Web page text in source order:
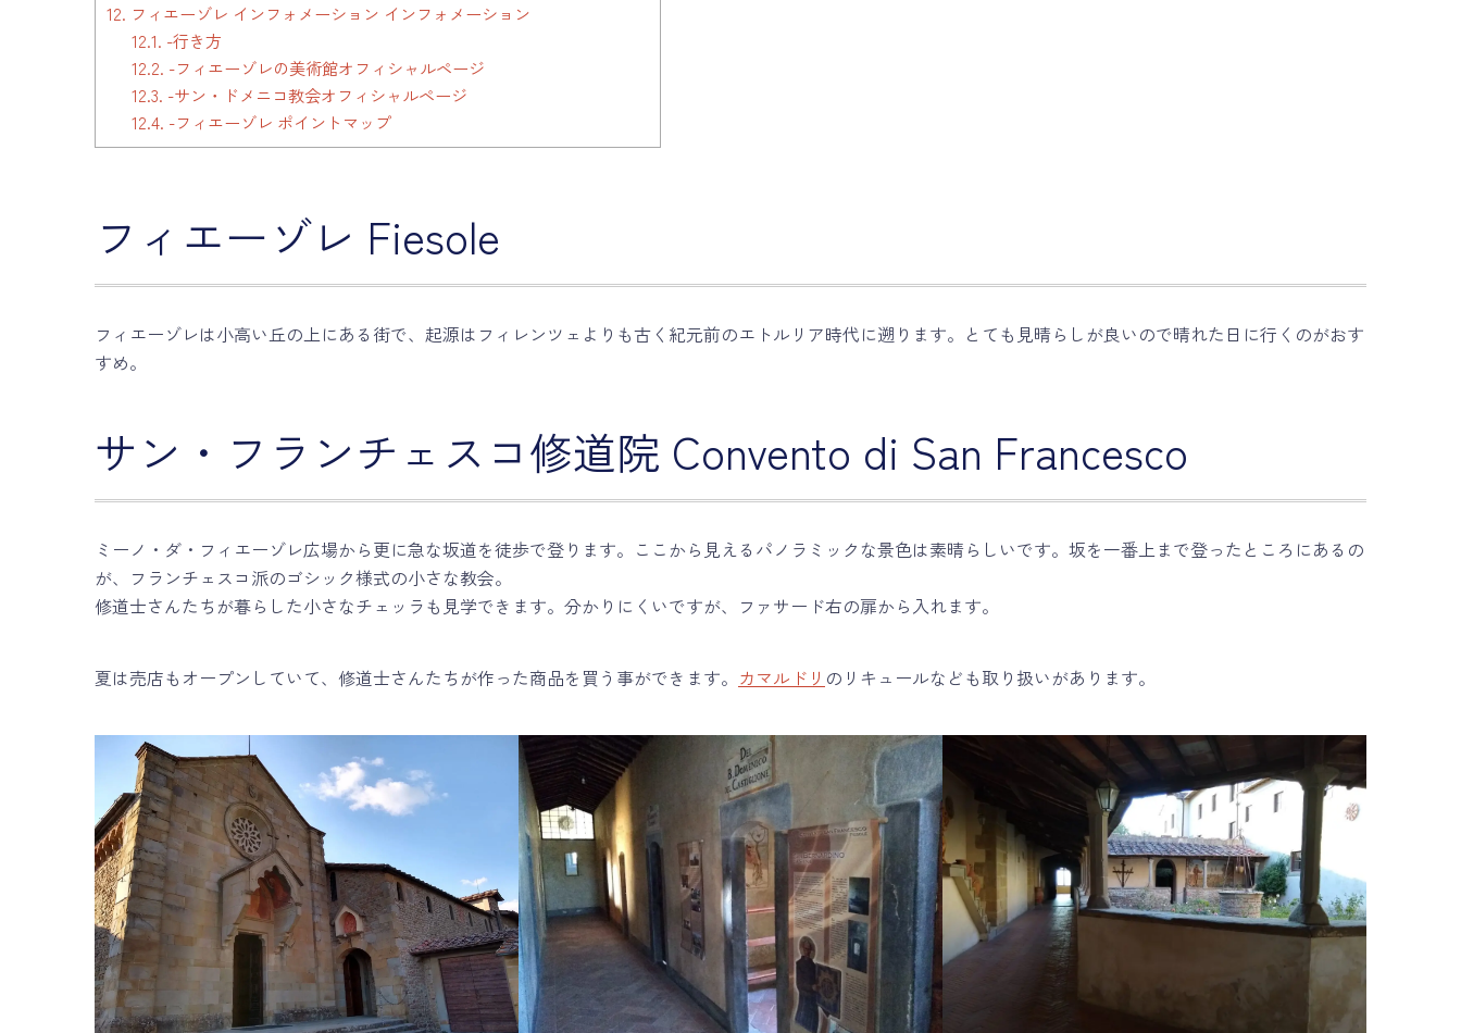
12. フィエーゾレ インフォメーション インフォメーション
12.1. -行き方
12.2. -フィエーゾレの美術館オフィシャルページ
12.3. -サン・ドメニコ教会オフィシャルページ
12.4. -フィエーゾレ ポイントマップ
フィエーゾレ Fiesole
フィエーゾレは小高い丘の上にある街で、起源はフィレンツェよりも古く紀元前のエトルリア時代に遡ります。とても見晴らしが良いので晴れた日に行くのがおす
すめ。
サン・フランチェスコ修道院 Convento di San Francesco
ミーノ・ダ・フィエーゾレ広場から更に急な坂道を徒歩で登ります。ここから見えるパノラミックな景色は素晴らしいです。坂を一番上まで登ったところにあるの
が、フランチェスコ派のゴシック様式の小さな教会。
修道士さんたちが暮らした小さなチェッラも見学できます。分かりにくいですが、ファサード右の扉から入れます。
夏は売店もオープンしていて、修道士さんたちが作った商品を買う事ができます。 カマルドリ のリキュールなども取り扱いがあります。